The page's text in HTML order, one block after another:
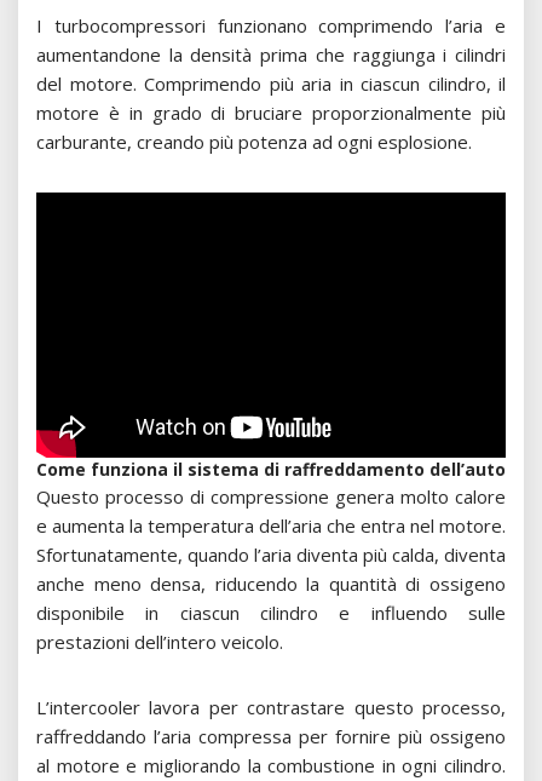
I turbocompressori funzionano comprimendo l’aria e
aumentandone la densità prima che raggiunga i cilindri
del motore. Comprimendo più aria in ciascun cilindro, il
motore è in grado di bruciare proporzionalmente più
carburante, creando più potenza ad ogni esplosione.
Come funziona il sistema di raffreddamento dell’auto
Questo processo di compressione genera molto calore
e aumenta la temperatura dell’aria che entra nel motore.
Sfortunatamente, quando l’aria diventa più calda, diventa
anche meno densa, riducendo la quantità di ossigeno
disponibile in ciascun cilindro e influendo sulle
prestazioni dell’intero veicolo.
L’intercooler lavora per contrastare questo processo,
raffreddando l’aria compressa per fornire più ossigeno
al motore e migliorando la combustione in ogni cilindro.